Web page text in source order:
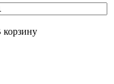
корзину